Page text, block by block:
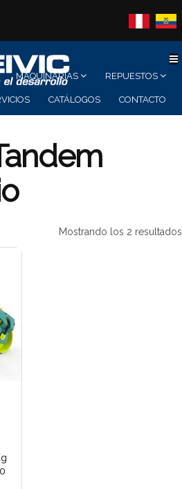
MAQUINARIAS REPUESTOS
CATÁLOGOS CONTACTO
Mostrando los 2 resultados